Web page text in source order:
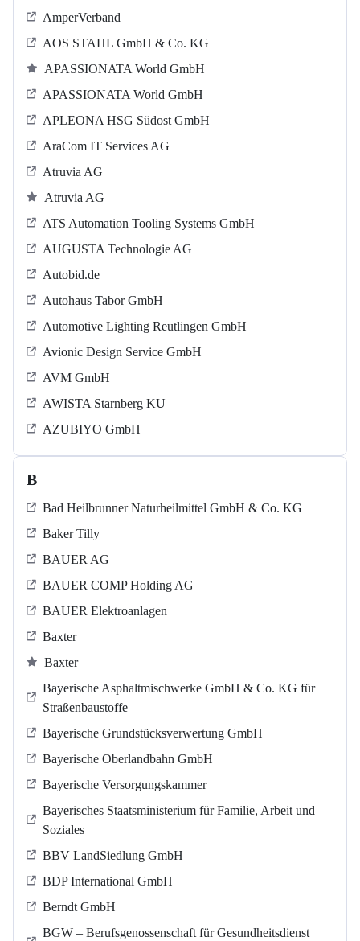
AmperVerband
AOS STAHL GmbH & Co. KG
APASSIONATA World GmbH
APASSIONATA World GmbH
APLEONA HSG Südost GmbH
AraCom IT Services AG
Atruvia AG
Atruvia AG
ATS Automation Tooling Systems GmbH
AUGUSTA Technologie AG
Autobid.de
Autohaus Tabor GmbH
Automotive Lighting Reutlingen GmbH
Avionic Design Service GmbH
AVM GmbH
AWISTA Starnberg KU
AZUBIYO GmbH
B
Bad Heilbrunner Naturheilmittel GmbH & Co. KG
Baker Tilly
BAUER AG
BAUER COMP Holding AG
BAUER Elektroanlagen
Baxter
Baxter
Bayerische Asphaltmischwerke GmbH & Co. KG für
Straßenbaustoffe
Bayerische Grundstücksverwertung GmbH
Bayerische Oberlandbahn GmbH
Bayerische Versorgungskammer
Bayerisches Staatsministerium für Familie, Arbeit und
Soziales
BBV LandSiedlung GmbH
BDP International GmbH
Berndt GmbH
BGW – Berufsgenossenschaft für Gesundheitsdienst